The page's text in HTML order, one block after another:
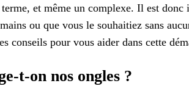
et même un complexe. Il est donc
ou que vous le souhaitiez sans
conseils pour vous aider dans cette
t-on nos ongles ?